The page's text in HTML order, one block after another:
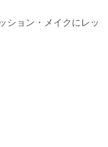
ション・メイクにレッ